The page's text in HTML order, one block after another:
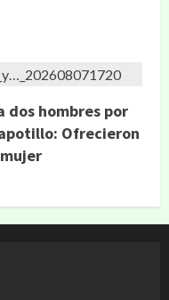
dos hombres por
Ofrecieron